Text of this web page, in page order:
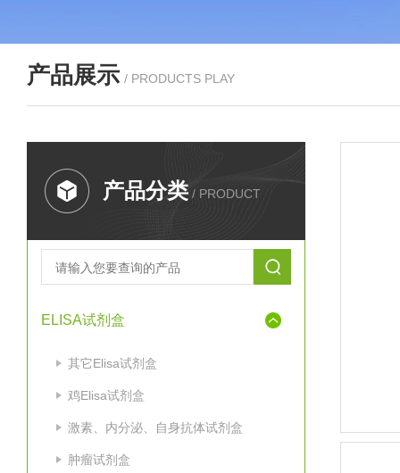
产品展示 / PRODUCTS PLAY
产品分类 / PRODUCT
ELISA试剂盒
其它Elisa试剂盒
鸡Elisa试剂盒
激素、内分泌、自身抗体试剂盒
肿瘤试剂盒